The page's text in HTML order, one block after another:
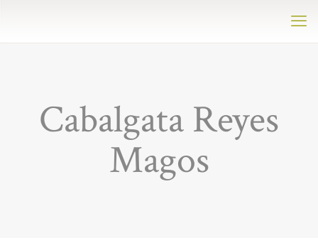
Cabalgata Reyes
Magos